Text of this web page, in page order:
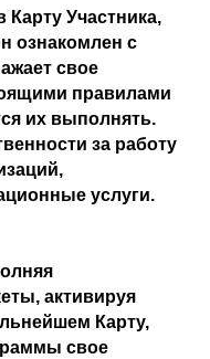
Карту Участника,
ознакомлен с
свое
правилами
их выполнять.
за работу
услуги.
активируя
Карту,
свое